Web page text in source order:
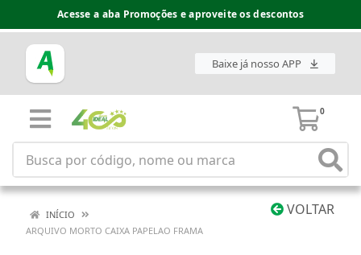
Acesse a aba Promoções e aproveite os descontos
Baixe já nosso APP
0
VOLTAR
INÍCIO
ARQUIVO MORTO CAIXA PAPELAO FRAMA